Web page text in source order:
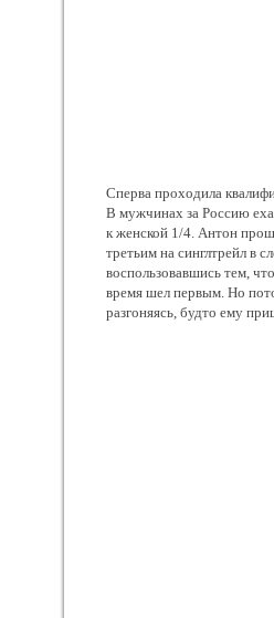
Сперва проходила
В мужчинах за Россию
к женской 1/4. Антон
третьим на синглтрейл в
воспользовавшись тем,
время шел первым. Но
разгоняясь, будто ему